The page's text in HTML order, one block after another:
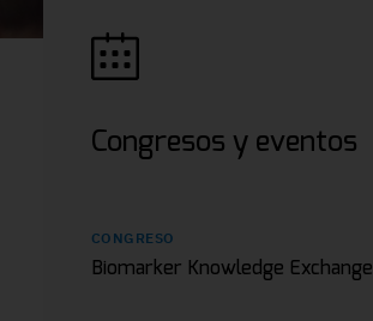
Congresos y eventos
CONGRESO
Biomarker Knowledge Exchange